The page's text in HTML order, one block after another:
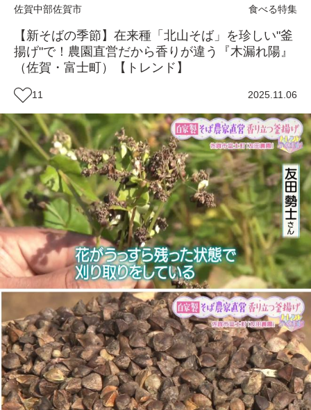
佐賀中部佐賀市 食べる特集
【新そばの季節】在来種「北山そば」を珍しい"釜
揚げ"で！農園直営だから香りが違う『木漏れ陽』
（佐賀・富士町）【トレンド】
11 2025.11.06